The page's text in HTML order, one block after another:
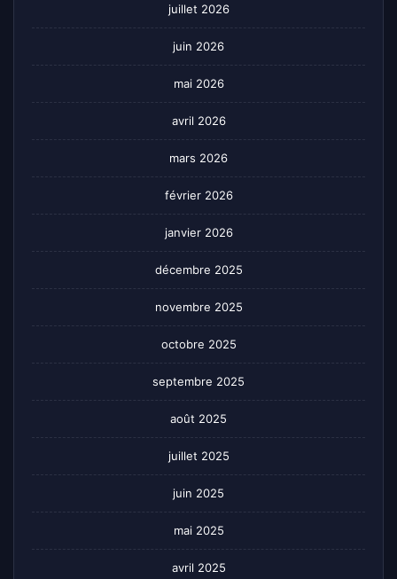
juillet 2026
juin 2026
mai 2026
avril 2026
mars 2026
février 2026
janvier 2026
décembre 2025
novembre 2025
octobre 2025
septembre 2025
août 2025
juillet 2025
juin 2025
mai 2025
avril 2025